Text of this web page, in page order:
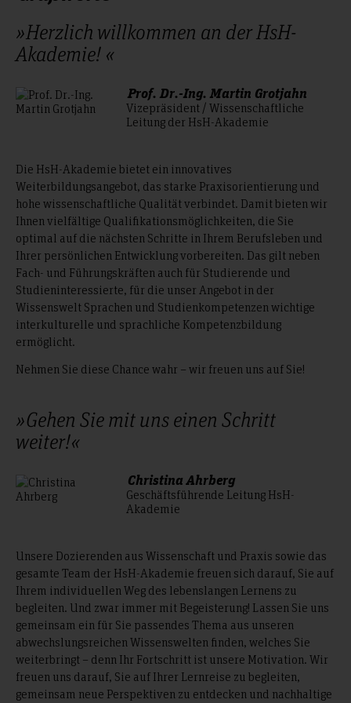
»Herzlich willkommen an der HsH-
Akademie! «
Prof. Dr.-Ing. Martin Grotjahn
Vizepräsident / Wissenschaftliche
Leitung der HsH-Akademie
Die HsH-Akademie bietet ein innovatives
Weiterbildungsangebot, das starke Praxisorientierung und
hohe wissenschaftliche Qualität verbindet. Damit bieten wir
Ihnen vielfältige Qualifikationsmöglichkeiten, die Sie
optimal auf die nächsten Schritte in Ihrem Berufsleben und
Ihrer persönlichen Entwicklung vorbereiten. Das gilt neben
Fach- und Führungskräften auch für Studierende und
Studieninteressierte, für die unser Angebot in der
Wissenswelt Sprachen und Studienkompetenzen wichtige
interkulturelle und sprachliche Kompetenzbildung
ermöglicht.
Nehmen Sie diese Chance wahr – wir freuen uns auf Sie!
»Gehen Sie mit uns einen Schritt
weiter!«
Christina Ahrberg
Geschäftsführende Leitung HsH-
Akademie
Unsere Dozierenden aus Wissenschaft und Praxis sowie das
gesamte Team der HsH-Akademie freuen sich darauf, Sie auf
Ihrem individuellen Weg des lebenslangen Lernens zu
begleiten. Und zwar immer mit Begeisterung! Lassen Sie uns
gemeinsam ein für Sie passendes Thema aus unseren
abwechslungsreichen Wissenswelten finden, welches Sie
weiterbringt – denn Ihr Fortschritt ist unsere Motivation. Wir
freuen uns darauf, Sie auf Ihrer Lernreise zu begleiten,
gemeinsam neue Perspektiven zu entdecken und nachhaltige